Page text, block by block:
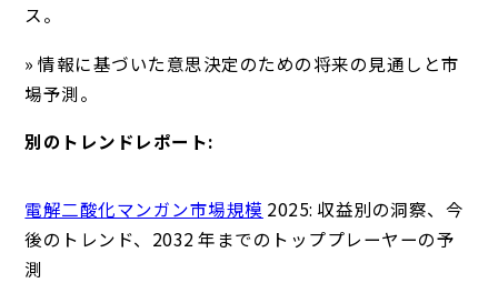
ス。
» 情報に基づいた意思決定のための将来の見通しと市
場予測。
別のトレンドレポート:
電解二酸化マンガン市場規模 2025: 収益別の洞察、今
後のトレンド、2032 年までのトッププレーヤーの予
測